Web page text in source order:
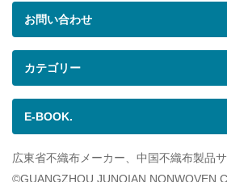
お問い合わせ
カテゴリー
E-BOOK.
広東省不織布メーカー、中国不織布製品
©GUANGZHOU JUNQIAN NONWOVEN